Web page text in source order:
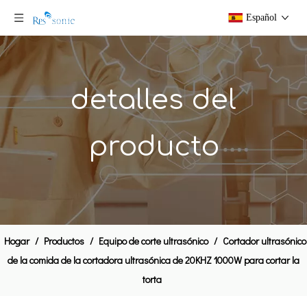
Español
detalles del
producto
Hogar / Productos / Equipo de corte ultrasónico / Cortador ultrasónico
de la comida de la cortadora ultrasónica de 20KHZ 1000W para cortar la
torta
Máquina de sellado de tela ultrasónica de 20 kHz para corte y soldadura de cinta